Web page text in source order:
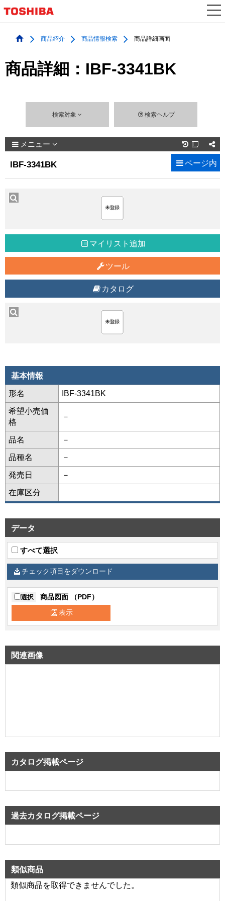
商品紹介 商品情報検索 商品詳細画面
商品詳細：IBF-3341BK
検索対象 検索ヘルプ
メニュー 
IBF-3341BK ページ内
マイリスト追加
ツール
カタログ
基本情報
形名 IBF-3341BK
希望小売価
格
－
品名 －
品種名 －
発売日 －
在庫区分
データ
すべて選択
チェック項目をダウンロード
選択 商品図面 （PDF）
表示
関連画像
カタログ掲載ページ
過去カタログ掲載ページ
類似商品
類似商品を取得できませんでした。